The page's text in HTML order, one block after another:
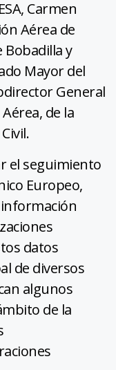
Carmen
Aérea de
Bobadilla y
Mayor del
General
de la
el seguimiento
Europeo,
datos
de diversos
algunos
de la